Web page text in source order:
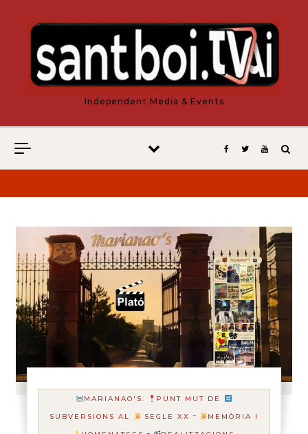
Independent Media & Events
MARIANAO'S:
PUNT MUT DE
SUBVERSIONS AL
SEGLE XX -
MEMÒRIA I